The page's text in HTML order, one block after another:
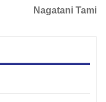
Nagatani Tami